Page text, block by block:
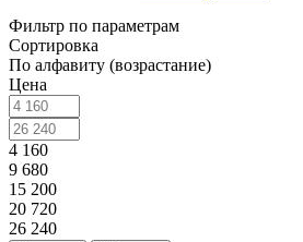
Фильтр по параметрам
Сортировка
По алфавиту (возрастание)
Цена
4 160
9 680
15 200
20 720
26 240